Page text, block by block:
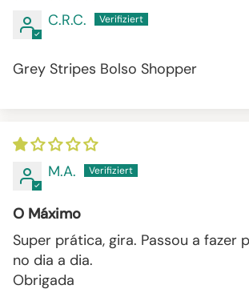
C.R.C.
Grey Stripes Bolso Shopper
M.A.
O Máximo
Super prática, gira. Passou a fazer
no dia a dia.
Obrigada